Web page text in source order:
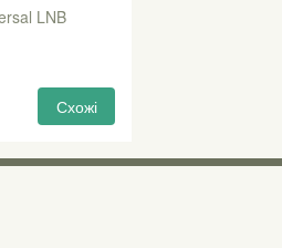
LNB
Схожі